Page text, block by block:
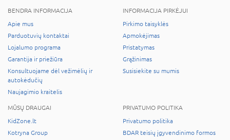
BENDRA INFORMACIJA
Apie mus
Parduotuvių kontaktai
Lojalumo programa
Garantija ir priežiūra
Konsultuojame dėl vežimėlių ir
autokėdučių
Naujagimio kraitelis
INFORMACIJA PIRKĖJUI
Pirkimo taisyklės
Apmokėjimas
Pristatymas
Grąžinimas
Susisiekite su mumis
MŪSŲ DRAUGAI
KidZone.lt
Kotryna Group
PRIVATUMO POLITIKA
Privatumo politika
BDAR teisių įgyvendinimo formos